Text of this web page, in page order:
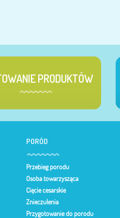
PRODUKTÓW
PORÓD
Przebieg porodu
Osoba towarzysząca
Cięcie cesarskie
Znieczulenia
Przygotowanie do porodu